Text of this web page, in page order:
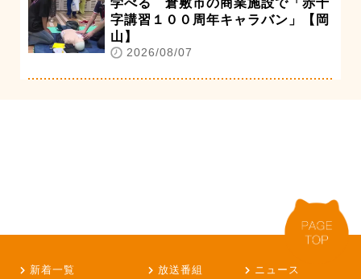
字講習１００周年キャラバン」【岡
山】
2026/08/07
新着一覧 放送番組
ニュース